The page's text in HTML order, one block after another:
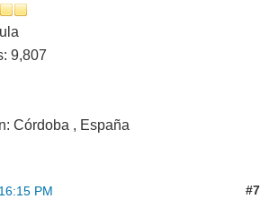
9,807
Córdoba , España
PM #7